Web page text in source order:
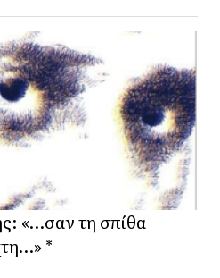
«…σαν τη σπίθα
*